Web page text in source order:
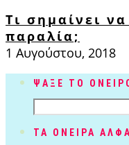
Τι σημαίνει να
παραλία;
1 Αυγούστου, 2018
ΨΑΞΕ ΤΟ
ΤΑ ΟΝΕΙΡΑ